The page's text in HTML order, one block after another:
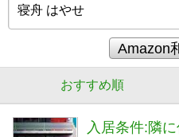
おすすめ順
入居条件:隣